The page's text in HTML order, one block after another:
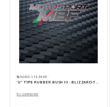
94033-115-0000 ·
'U'' TYPE RUBBER BUSH III - BLIZZARD-TORNADO
En commande